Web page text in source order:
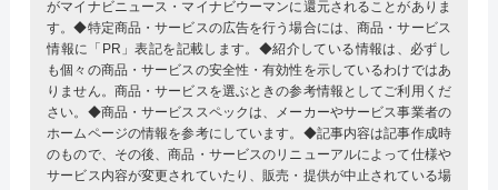
がマイナビニュース・マイナビウーマンに還元されることがありま
す。◆特定商品・サービスの広告を行う場合には、商品・サービス
情報に「PR」表記を記載します。◆紹介している情報は、必ずし
も個々の商品・サービスの安全性・有効性を示しているわけではあ
りません。商品・サービスを選ぶときの参考情報としてご利用くだ
さい。◆商品・サービススペックは、メーカーやサービス事業者の
ホームページの情報を参考にしています。◆記事内容は記事作成時
のもので、その後、商品・サービスのリニューアルによって仕様や
サービス内容が変更されていたり、販売・提供が中止されている場